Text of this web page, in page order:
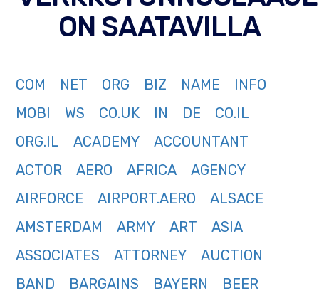
ON SAATAVILLA
COM NET ORG BIZ NAME
INFO
MOBI
WS CO.UK IN DE
CO.IL
ORG.IL
ACADEMY
ACCOUNTANT
ACTOR
AERO AFRICA
AGENCY
AIRFORCE
AIRPORT.AERO
ALSACE
AMSTERDAM
ARMY ART
ASIA
ASSOCIATES
ATTORNEY
AUCTION
BAND
BARGAINS BAYERN
BEER